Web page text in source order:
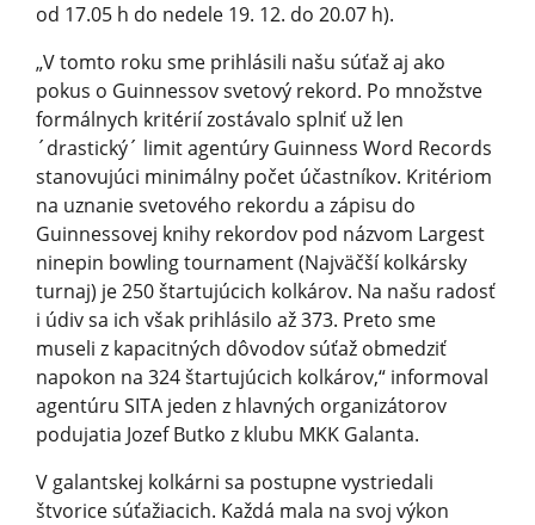
od 17.05 h do nedele 19. 12. do 20.07 h).
„V tomto roku sme prihlásili našu súťaž aj ako
pokus o Guinnessov svetový rekord. Po množstve
formálnych kritérií zostávalo splniť už len
´drastický´ limit agentúry Guinness Word Records
stanovujúci minimálny počet účastníkov. Kritériom
na uznanie svetového rekordu a zápisu do
Guinnessovej knihy rekordov pod názvom Largest
ninepin bowling tournament (Najväčší kolkársky
turnaj) je 250 štartujúcich kolkárov. Na našu radosť
i údiv sa ich však prihlásilo až 373. Preto sme
museli z kapacitných dôvodov súťaž obmedziť
napokon na 324 štartujúcich kolkárov,“ informoval
agentúru SITA jeden z hlavných organizátorov
podujatia Jozef Butko z klubu MKK Galanta.
V galantskej kolkárni sa postupne vystriedali
štvorice súťažiacich. Každá mala na svoj výkon